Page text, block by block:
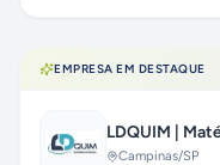
EMPRESA EM DESTAQUE
LDQUIM |
Campinas/SP